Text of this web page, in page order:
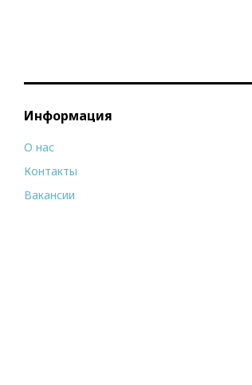
Информация
О нас
Контакты
Вакансии